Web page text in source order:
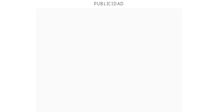
PUBLICIDAD